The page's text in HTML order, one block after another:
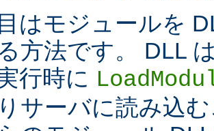
はモジュールを
方法です。 DLL
行時に
サーバに読み込